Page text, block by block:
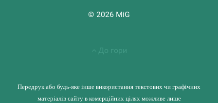
© 2026 MiG
До гори
Передрук або будь-яке інше використання текстових чи графічних
матеріалів сайту в комерційних цілях можливе лише